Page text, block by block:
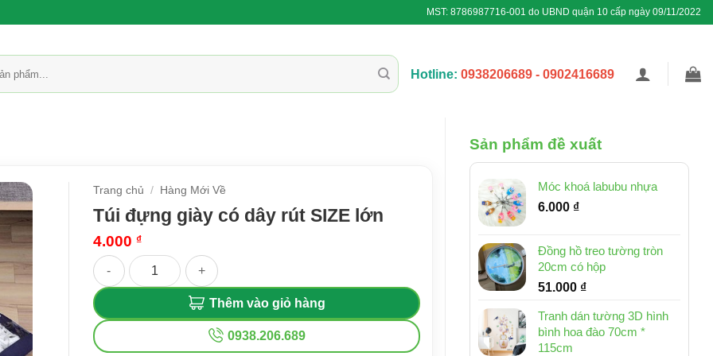
MST: 8786987716-001 do UBND quận 10 cấp ngày 09/11/2022
Hotline: 0938206689 - 0902416689
Sản phẩm đề xuất
Móc khoá labubu nhựa
6.000 ₫
Đồng hồ treo tường tròn
20cm có hộp
51.000 ₫
Tranh dán tường 3D hình
bình hoa đào 70cm *
115cm
Trang chủ / Hàng Mới Về
Túi đựng giày có dây rút SIZE lớn
4.000 ₫
Túi đựng giày có dây rút SIZE lớn số lượng
Thêm vào giỏ hàng
0938.206.689